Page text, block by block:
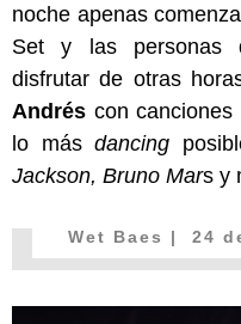
noche apenas
Set y las personas
disfrutar de otras
Andrés con
lo másdancing
Jackson, Bruno Mars y
Wet Baes | 24